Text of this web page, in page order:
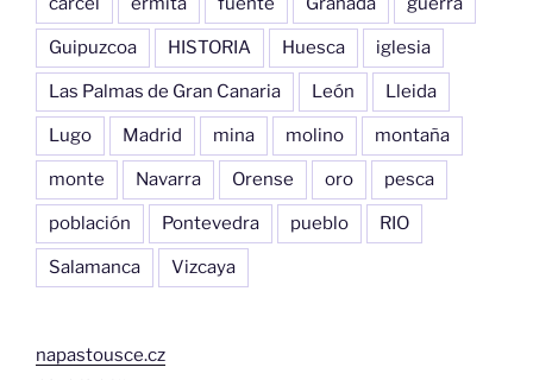
Guipuzcoa HISTORIA Huesca iglesia
Las Palmas de Gran Canaria León Lleida
Lugo Madrid mina molino montaña
monte Navarra Orense oro pesca
población Pontevedra pueblo RIO
Salamanca Vizcaya
napastousce.cz